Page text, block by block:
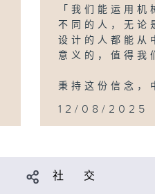
「我们能运用机
不同的人，无论
设计的人都能从
意义的，值得我
秉持这份信念，
12/08/2025
社 交